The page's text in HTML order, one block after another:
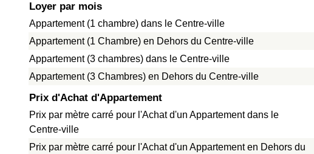
Loyer par mois
Appartement (1 chambre) dans le Centre-ville
Appartement (1 Chambre) en Dehors du Centre-ville
Appartement (3 chambres) dans le Centre-ville
Appartement (3 Chambres) en Dehors du Centre-ville
Prix d'Achat d'Appartement
Prix par mètre carré pour l'Achat d'un Appartement dans le
Centre-ville
Prix par mètre carré pour l'Achat d'un Appartement en Dehors du